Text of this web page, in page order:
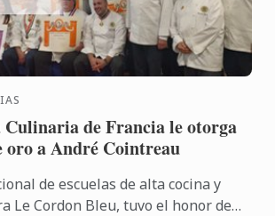
Culinaria de Francia le otorga
oro a André Cointreau
de escuelas de alta cocina y
Le Cordon Bleu, tuvo el honor de